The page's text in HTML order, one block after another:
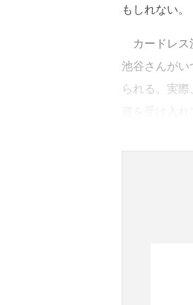
もしれない。
カードレス
池谷さんが
られる。実